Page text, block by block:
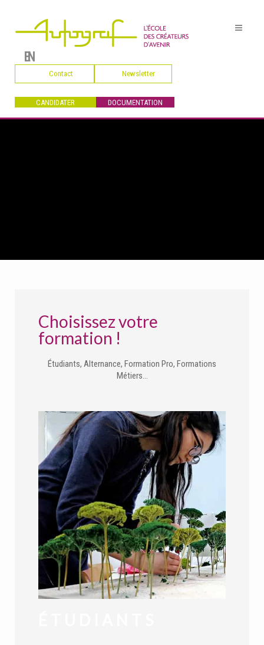
EN
Contact Newsletter
CANDIDATER DOCUMENTATION
Choisissez votre
formation !
Étudiants, Alternance, Formation Pro, Formations
Métiers…